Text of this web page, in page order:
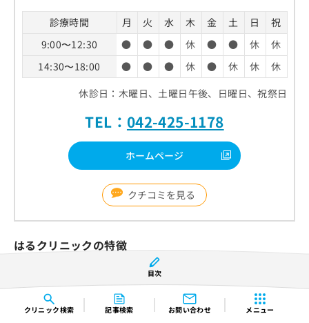
クリニック検索 記事検索 お問い合わせ メニュー
診療時間 月 火 水 木 金 土 日
祝
9:00〜12:30
● ● ● 休 ● ● 休
休
14:30〜18:00
● ● ● 休 ● 休 休
休
休診日：木曜日、土曜日午後、日曜日、祝祭日
TEL： 042-425-1178
ホームページ
クチコミを見る
はるクリニックの特徴
糖尿病の自己管理のための指導を実施
インスリンを用いた糖尿病治療
目次